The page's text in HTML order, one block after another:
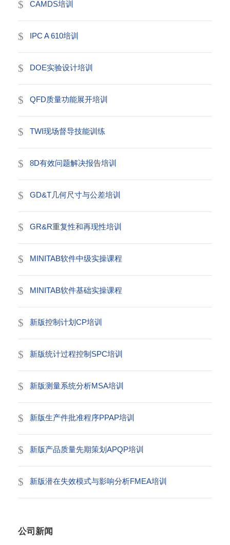
CAMDS培训
IPC A 610培训
DOE实验设计培训
QFD质量功能展开培训
TWI现场督导技能训练
8D有效问题解决报告培训
GD&T几何尺寸与公差培训
GR&R重复性和再现性培训
MINITAB软件中级实操课程
MINITAB软件基础实操课程
新版控制计划CP培训
新版统计过程控制SPC培训
新版测量系统分析MSA培训
新版生产件批准程序PPAP培训
新版产品质量先期策划APQP培训
新版潜在失效模式与影响分析FMEA培训
公司新闻